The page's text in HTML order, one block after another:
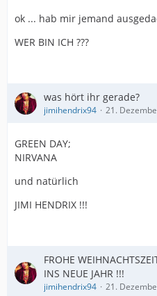
ok ... hab mir jemand
WER BIN ICH ???
was hört ihr gerade?
jimihendrix94 21.
GREEN DAY;
NIRVANA
und natürlich
JIMI HENDRIX !!!
FROHE
INS NEUE JAHR !!!
jimihendrix94 21.